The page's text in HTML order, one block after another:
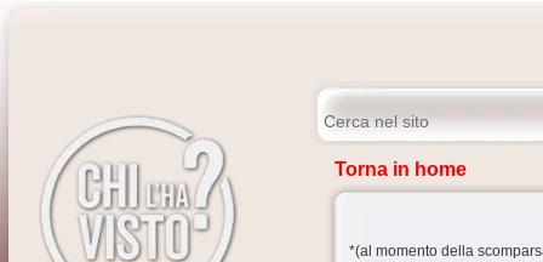
Torna in home
*(al momento della